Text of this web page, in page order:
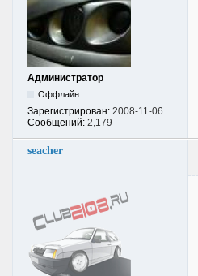
Администратор
Оффлайн
Зарегистрирован: 2008-11-06
Сообщений: 2,179
seacher